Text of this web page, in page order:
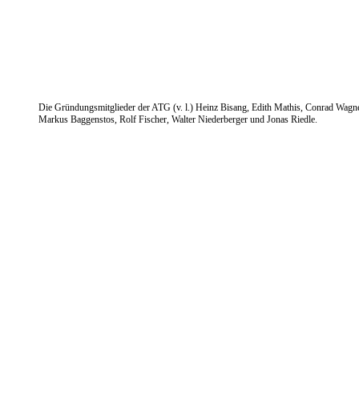
Die Gründungsmitglieder der ATG (v. l.) Heinz Bisang, Edith Mathis, Conrad
Markus Baggenstos, Rolf Fischer, Walter Niederberger und Jonas Riedle.